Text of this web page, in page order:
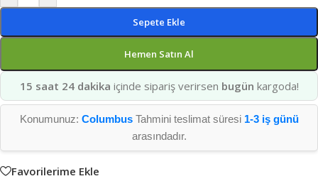
Sepete Ekle
Hemen Satın Al
15 saat 24 dakika içinde sipariş verirsen bugün kargoda!
Konumunuz: ColumbusTahmini teslimat süresi 1-3 iş günü
arasındadır.
Favorilerime Ekle